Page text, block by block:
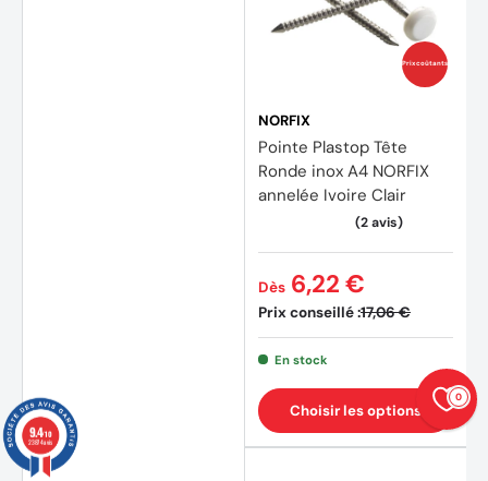
Prix coûtants
NORFIX
Pointe Plastop Tête
Ronde inox A4 NORFIX
annelée Ivoire Clair
Prix conseillé :17,06 €
Dès 6,22 €
En stock
Choisir les options
0
9.4/10
23874 avis